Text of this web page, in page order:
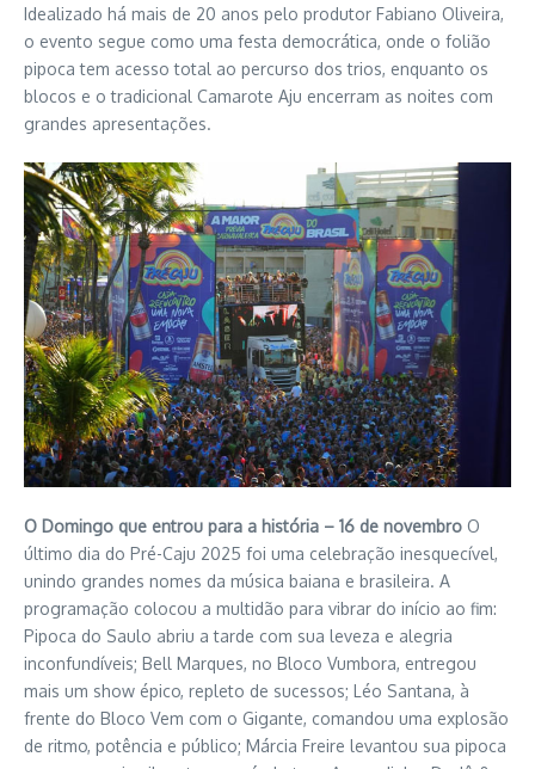
Idealizado há mais de 20 anos pelo produtor Fabiano Oliveira,
o evento segue como uma festa democrática, onde o folião
pipoca tem acesso total ao percurso dos trios, enquanto os
blocos e o tradicional Camarote Aju encerram as noites com
grandes apresentações.
O Domingo que entrou para a história – 16 de novembro O
último dia do Pré-Caju 2025 foi uma celebração inesquecível,
unindo grandes nomes da música baiana e brasileira. A
programação colocou a multidão para vibrar do início ao fim:
Pipoca do Saulo abriu a tarde com sua leveza e alegria
inconfundíveis; Bell Marques, no Bloco Vumbora, entregou
mais um show épico, repleto de sucessos; Léo Santana, à
frente do Bloco Vem com o Gigante, comandou uma explosão
de ritmo, potência e público; Márcia Freire levantou sua pipoca